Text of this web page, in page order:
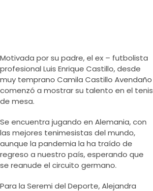
Motivada por su padre, el ex – futbolista
profesional Luis Enrique Castillo, desde
muy temprano Camila Castillo Avendaño
comenzó a mostrar su talento en el tenis
de mesa.
Se encuentra jugando en Alemania, con
las mejores tenimesistas del mundo,
aunque la pandemia la ha traído de
regreso a nuestro país, esperando que
se reanude el circuito germano.
Para la Seremi del Deporte, Alejandra